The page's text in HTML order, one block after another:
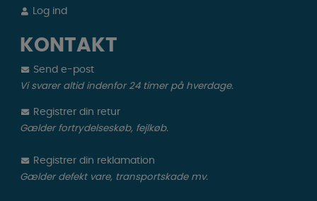
Log ind
KONTAKT
Send e-post
Vi svarer altid indenfor 24 timer på hverdage.
Registrer din retur
Gælder fortrydelseskøb, fejlkøb.
Registrer din reklamation
Gælder defekt vare, transportskade mv.